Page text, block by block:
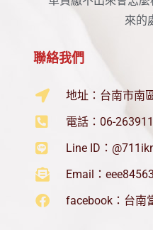
來的
聯絡我們
地址：台南市南
電話：06-
Line ID：
Email：
facebook：台南